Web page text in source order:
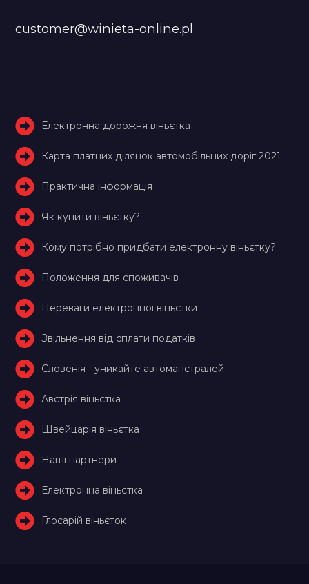
customer@winieta-online.pl
Електронна дорожня віньєтка
Карта платних ділянок автомобільних доріг 2021
Практична інформація
Як купити віньєтку?
Кому потрібно придбати електронну віньєтку?
Положення для споживачів
Переваги електронної віньєтки
Звільнення від сплати податків
Словенія - уникайте автомагістралей
Австрія віньєтка
Швейцарія віньєтка
Наші партнери
Електронна віньєтка
Глосарій віньєток